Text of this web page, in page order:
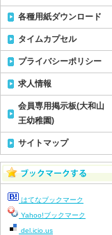
各種用紙ダウンロード
タイムカプセル
プライバシーポリシー
求人情報
会員専用掲示板(大和山
王幼稚園)
サイトマップ
はてなブックマーク
Yahoo!ブックマーク
del.icio.us